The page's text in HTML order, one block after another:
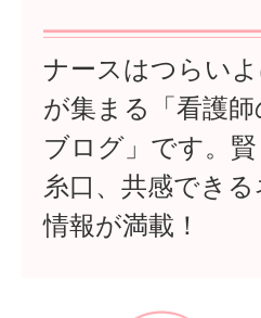
ナースはつらい
が集まる「看護
ブログ」です。
糸口、共感でき
情報が満載！